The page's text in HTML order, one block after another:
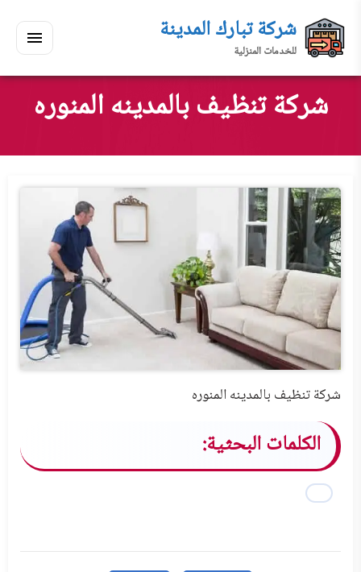
إلى
المحتوى
القائمة
شركة تبارك المدينة
للخدمات المنزلية
ابحث
في
مسكنك
ابحث
شركة تنظيف بالمدينه المنوره
شركة تنظيف بالمدينه المنوره
الكلمات البحثية: